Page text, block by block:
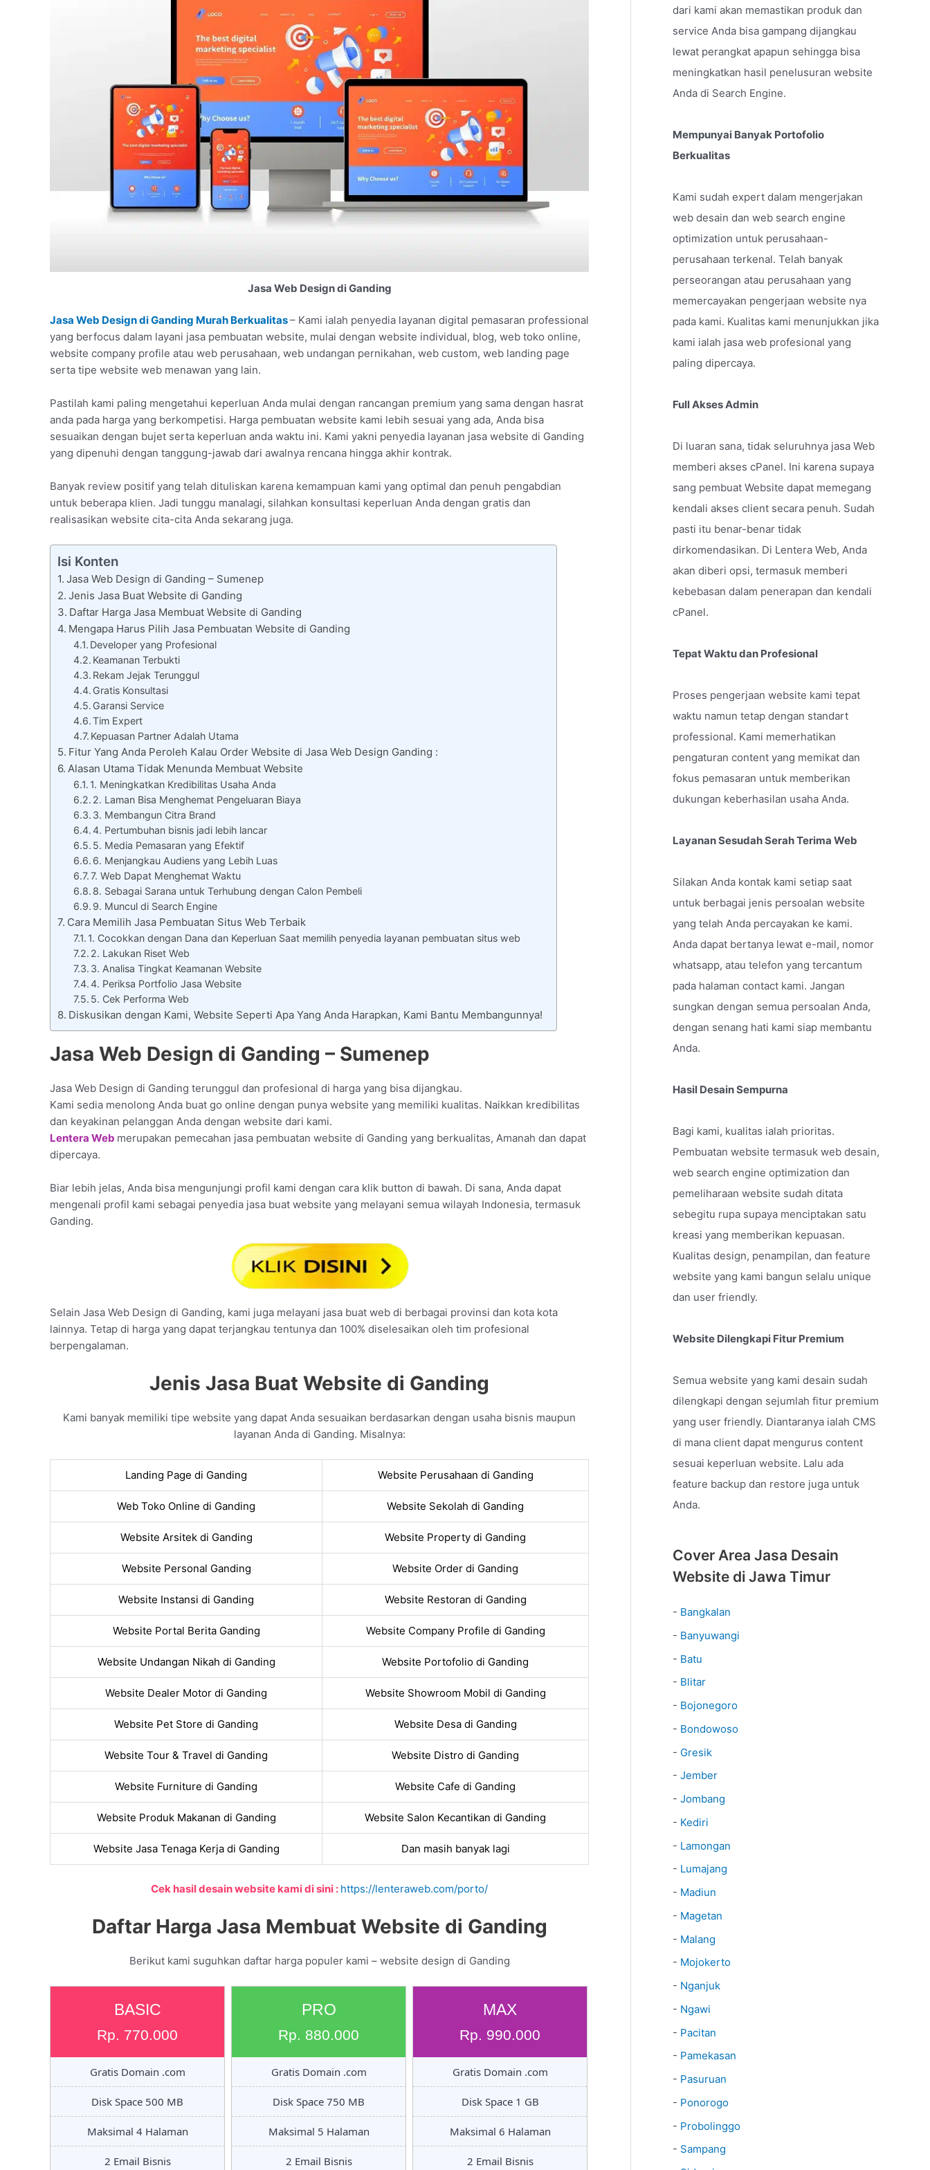
Jasa Web Design di Ganding
Jasa Web Design di Ganding Murah Berkualitas– Kami ialah penyedia layanan digital pemasaran professional
yang berfocus dalam layani jasa pembuatan website, mulai dengan website individual, blog, web toko online,
website company profile atau web perusahaan, web undangan pernikahan, web custom, web landing page
serta tipe website web menawan yang lain.
Pastilah kami paling mengetahui keperluan Anda mulai dengan rancangan premium yang sama dengan hasrat
anda pada harga yang berkompetisi. Harga pembuatan website kami lebih sesuai yang ada, Anda bisa
sesuaikan dengan bujet serta keperluan anda waktu ini. Kami yakni penyedia layanan jasa website di Ganding
yang dipenuhi dengan tanggung-jawab dari awalnya rencana hingga akhir kontrak.
Banyak review positif yang telah dituliskan karena kemampuan kami yang optimal dan penuh pengabdian
untuk beberapa klien. Jadi tunggu manalagi, silahkan konsultasi keperluan Anda dengan gratis dan
realisasikan website cita-cita Anda sekarang juga.
Isi Konten
Jasa Web Design di Ganding – Sumenep
Jenis Jasa Buat Website di Ganding
Daftar Harga Jasa Membuat Website di Ganding
Mengapa Harus Pilih Jasa Pembuatan Website di Ganding
Developer yang Profesional
Keamanan Terbukti
Rekam Jejak Terunggul
Gratis Konsultasi
Garansi Service
Tim Expert
Kepuasan Partner Adalah Utama
Fitur Yang Anda Peroleh Kalau Order Website di Jasa Web Design Ganding :
Alasan Utama Tidak Menunda Membuat Website
1. Meningkatkan Kredibilitas Usaha Anda
2. Laman Bisa Menghemat Pengeluaran Biaya
3. Membangun Citra Brand
4. Pertumbuhan bisnis jadi lebih lancar
5. Media Pemasaran yang Efektif
6. Menjangkau Audiens yang Lebih Luas
7. Web Dapat Menghemat Waktu
8. Sebagai Sarana untuk Terhubung dengan Calon Pembeli
9. Muncul di Search Engine
Cara Memilih Jasa Pembuatan Situs Web Terbaik
1. Cocokkan dengan Dana dan Keperluan Saat memilih penyedia layanan pembuatan situs web
2. Lakukan Riset Web
3. Analisa Tingkat Keamanan Website
4. Periksa Portfolio Jasa Website
5. Cek Performa Web
Diskusikan dengan Kami, Website Seperti Apa Yang Anda Harapkan, Kami Bantu Membangunnya!
Jasa Web Design di Ganding – Sumenep
Jasa Web Design di Ganding terunggul dan profesional di harga yang bisa dijangkau.
Kami sedia menolong Anda buat go online dengan punya website yang memiliki kualitas. Naikkan kredibilitas
dan keyakinan pelanggan Anda dengan website dari kami.
Lentera Web merupakan pemecahan jasa pembuatan website di Ganding yang berkualitas, Amanah dan dapat
dipercaya.
Biar lebih jelas, Anda bisa mengunjungi profil kami dengan cara klik button di bawah. Di sana, Anda dapat
mengenali profil kami sebagai penyedia jasa buat website yang melayani semua wilayah Indonesia, termasuk
Ganding.
Selain Jasa Web Design di Ganding, kami juga melayani jasa buat web di berbagai provinsi dan kota kota
lainnya. Tetap di harga yang dapat terjangkau tentunya dan 100% diselesaikan oleh tim profesional
berpengalaman.
Jenis Jasa Buat Website di Ganding
Kami banyak memiliki tipe website yang dapat Anda sesuaikan berdasarkan dengan usaha bisnis maupun
layanan Anda di Ganding. Misalnya:
Landing Page di Ganding Website Perusahaan di Ganding
Web Toko Online di Ganding Website Sekolah di Ganding
Website Arsitek di Ganding Website Property di Ganding
Website Personal Ganding Website Order di Ganding
Website Instansi di Ganding Website Restoran di Ganding
Website Portal Berita Ganding Website Company Profile di Ganding
Website Undangan Nikah di Ganding Website Portofolio di Ganding
Website Dealer Motor di Ganding Website Showroom Mobil di Ganding
Website Pet Store di Ganding Website Desa di Ganding
Website Tour & Travel di Ganding Website Distro di Ganding
Website Furniture di Ganding Website Cafe di Ganding
Website Produk Makanan di Ganding Website Salon Kecantikan di Ganding
Website Jasa Tenaga Kerja di Ganding Dan masih banyak lagi
Cek hasil desain website kami di sini : https://lenteraweb.com/porto/
Daftar Harga Jasa Membuat Website di Ganding
Berikut kami suguhkan daftar harga populer kami – website design di Ganding
BASIC
Rp. 770.000
Gratis Domain .com
Disk Space 500 MB
Maksimal 4 Halaman
2 Email Bisnis
PRO
Rp. 880.000
Gratis Domain .com
Disk Space 750 MB
Maksimal 5 Halaman
2 Email Bisnis
MAX
Rp. 990.000
Gratis Domain .com
Disk Space 1 GB
Maksimal 6 Halaman
2 Email Bisnis
dari kami akan memastikan produk dan
service Anda bisa gampang dijangkau
lewat perangkat apapun sehingga bisa
meningkatkan hasil penelusuran website
Anda di Search Engine.
Mempunyai Banyak Portofolio
Berkualitas
Kami sudah expert dalam mengerjakan
web desain dan web search engine
optimization untuk perusahaan-
perusahaan terkenal. Telah banyak
perseorangan atau perusahaan yang
memercayakan pengerjaan website nya
pada kami. Kualitas kami menunjukkan jika
kami ialah jasa web profesional yang
paling dipercaya.
Full Akses Admin
Di luaran sana, tidak seluruhnya jasa Web
memberi akses cPanel. Ini karena supaya
sang pembuat Website dapat memegang
kendali akses client secara penuh. Sudah
pasti itu benar-benar tidak
dirkomendasikan. Di Lentera Web, Anda
akan diberi opsi, termasuk memberi
kebebasan dalam penerapan dan kendali
cPanel.
Tepat Waktu dan Profesional
Proses pengerjaan website kami tepat
waktu namun tetap dengan standart
professional. Kami memerhatikan
pengaturan content yang memikat dan
fokus pemasaran untuk memberikan
dukungan keberhasilan usaha Anda.
Layanan Sesudah Serah Terima Web
Silakan Anda kontak kami setiap saat
untuk berbagai jenis persoalan website
yang telah Anda percayakan ke kami.
Anda dapat bertanya lewat e-mail, nomor
whatsapp, atau telefon yang tercantum
pada halaman contact kami. Jangan
sungkan dengan semua persoalan Anda,
dengan senang hati kami siap membantu
Anda.
Hasil Desain Sempurna
Bagi kami, kualitas ialah prioritas.
Pembuatan website termasuk web desain,
web search engine optimization dan
pemeliharaan website sudah ditata
sebegitu rupa supaya menciptakan satu
kreasi yang memberikan kepuasan.
Kualitas design, penampilan, dan feature
website yang kami bangun selalu unique
dan user friendly.
Website Dilengkapi Fitur Premium
Semua website yang kami desain sudah
dilengkapi dengan sejumlah fitur premium
yang user friendly. Diantaranya ialah CMS
di mana client dapat mengurus content
sesuai keperluan website. Lalu ada
feature backup dan restore juga untuk
Anda.
Cover Area Jasa Desain
Website di Jawa Timur
- Bangkalan
- Banyuwangi
- Batu
- Blitar
- Bojonegoro
- Bondowoso
- Gresik
- Jember
- Jombang
- Kediri
- Lamongan
- Lumajang
- Madiun
- Magetan
- Malang
- Mojokerto
- Nganjuk
- Ngawi
- Pacitan
- Pamekasan
- Pasuruan
- Ponorogo
- Probolinggo
- Sampang